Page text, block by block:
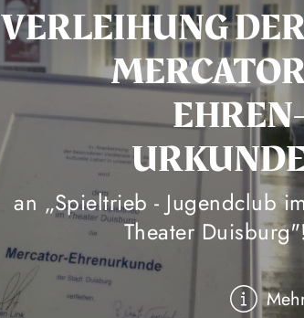
VERLEIHUNG
an „Spieltrieb - Jugendclub im
Theater Duisburg"!